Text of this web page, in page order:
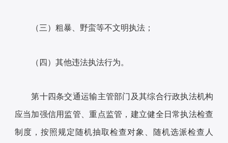
（三）粗暴、野蛮等不文明执法；
（四）其他违法执法行为。
第十四条交通运输主管部门及其综合行政执法机构
应当加强信用监管、重点监管，建立健全日常执法检查
制度，按照规定随机抽取检查对象、随机选派检查人